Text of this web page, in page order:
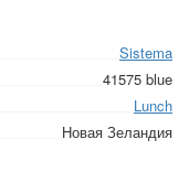
Sistema
41575 blue
Lunch
Новая Зеландия